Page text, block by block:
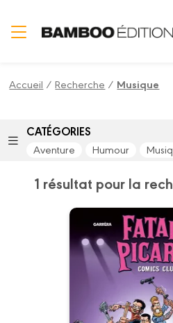
Accueil /Recherche / Musique
CATÉGORIES
Aventure Humour
1 résultat pour la
Les Fatals
Tome